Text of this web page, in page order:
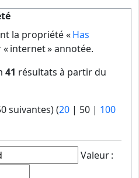
la propriété «Has
« internet » annotée.
41 résultats à partir du
suivantes) (20 | 50 | 100
Valeur :